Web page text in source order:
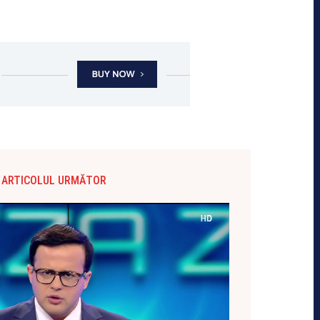
ARTICOLUL URMĂTOR